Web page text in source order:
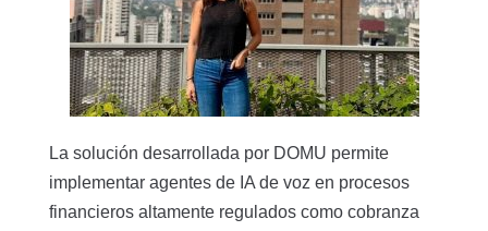
La solución desarrollada por DOMU permite
implementar agentes de IA de voz en procesos
financieros altamente regulados como cobranza